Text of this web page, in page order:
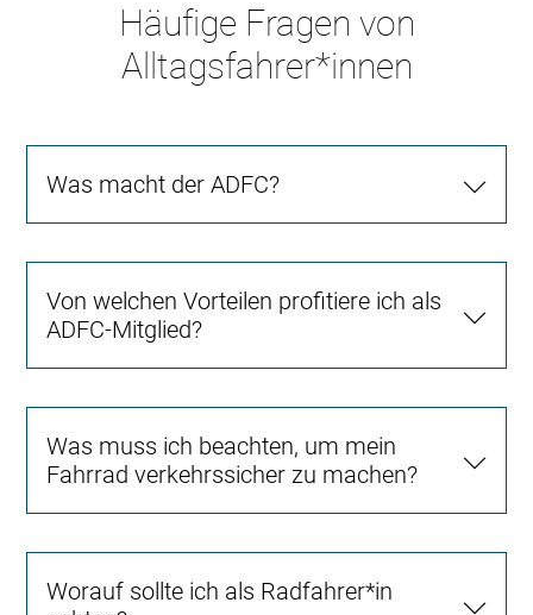
Häufige Fragen von
Alltagsfahrer*innen
Was macht der ADFC?
Von welchen Vorteilen profitiere ich als
ADFC-Mitglied?
Was muss ich beachten, um mein
Fahrrad verkehrssicher zu machen?
Worauf sollte ich als Radfahrer*in